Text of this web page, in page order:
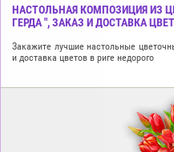
НАСТОЛЬНАЯ КОМПОЗИЦИЯ ИЗ
ГЕРДА ", ЗАКАЗ И ДОСТАВКА
Закажите лучшие настольные
и доставка цветов в риге недорого